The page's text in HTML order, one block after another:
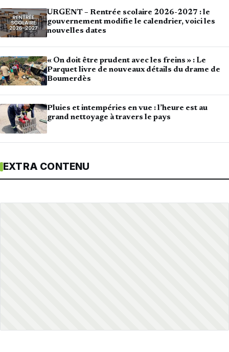
URGENT – Rentrée scolaire 2026-2027 : le
gouvernement modifie le calendrier, voici les
nouvelles dates
« On doit être prudent avec les freins » : Le
Parquet livre de nouveaux détails du drame de
Boumerdès
Pluies et intempéries en vue : l’heure est au
grand nettoyage à travers le pays
EXTRA CONTENU